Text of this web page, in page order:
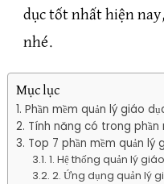
dục tốt nhất hiện
nhé.
Mục lục
Phần mềm quản lý giáo
Tính năng có trong phần
Top 7 phần mềm quản lý
1. Hệ thống quản lý
2. Ứng dụng quản lý